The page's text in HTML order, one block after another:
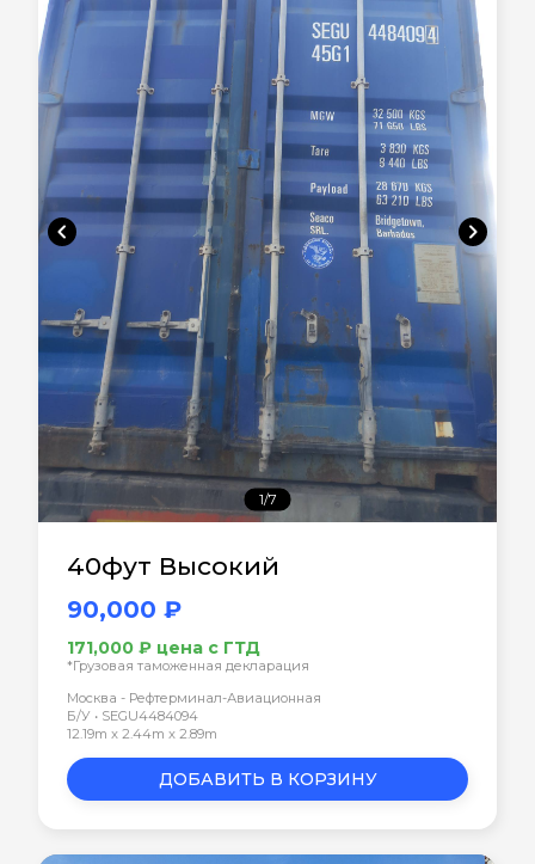
chevron_left chevron_right
1/7
40фут Высокий
90,000 ₽
171,000 ₽ цена с ГТД
*Грузовая таможенная декларация
Москва - Рефтерминал-Авиационная
Б/У • SEGU4484094
12.19m x 2.44m x 2.89m
ДОБАВИТЬ В КОРЗИНУ